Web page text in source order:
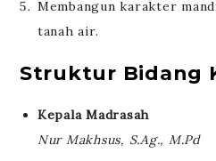
Membangun karakter
tanah air.
Struktur Bidang
Kepala Madrasah
Nur Makhsus, S.Ag., M.Pd